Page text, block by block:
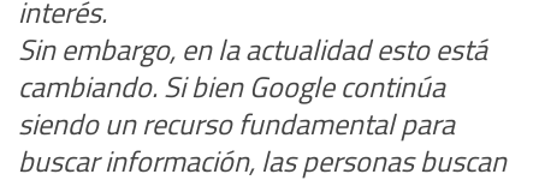
interés.
Sin embargo, en la actualidad esto está
cambiando. Si bien Google continúa
siendo un recurso fundamental para
buscar información, las personas buscan